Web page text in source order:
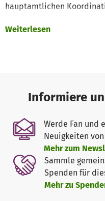
hauptamtlichen
Seite und sprechen, falls
Als gemeinnütziger
Religionszugehörigkeit
Was können wir Ihnen
bieten?
- wir hören Ihnen zu und
- nach Absprache
- wir möchten, dass wie
sich zu Hause fühlen
- wir sind bei dem
Besorgungen zu erledigen
Weiterlesen
Informiere
Werde Fan und
Neuigkeiten
Mehr zum
Sammle
Spenden für
Mehr zu